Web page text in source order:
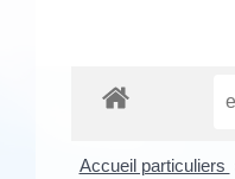
Accueil particuliers